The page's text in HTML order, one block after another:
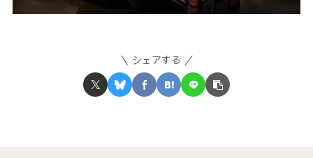
シェアする